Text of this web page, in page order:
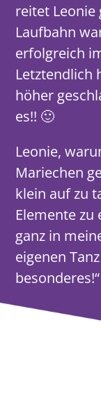
reitet Leonie
Laufbahn
erfolgreich
Letztendlich
höher
es!! 🙂
Leonie,
Mariechen
klein auf zu
Elemente zu
ganz in
eigenen
besonderes!“